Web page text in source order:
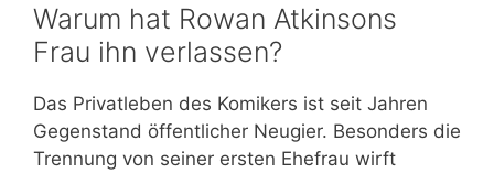
Warum hat Rowan Atkinsons
Frau ihn verlassen?
Das Privatleben des Komikers ist seit Jahren
Gegenstand öffentlicher Neugier. Besonders die
Trennung von seiner ersten Ehefrau wirft